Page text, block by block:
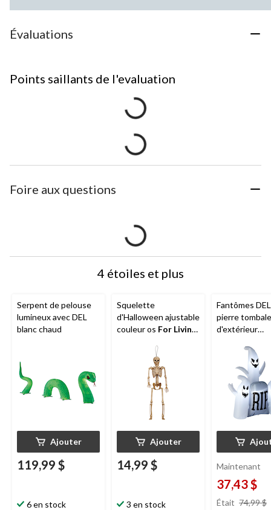
Évaluations
Points saillants de l'evaluation
Foire aux questions
4 étoiles et plus
Serpent de pelouse
lumineux avec DEL
blanc chaud
Ajouter
119,99 $
6 en stock
Squelette
d'Halloween ajustable
couleur os For Living,
Ajouter
14,99 $
3 en stock
Fantômes
pierre tombale
d'extérieur
, 5,5 pi
Maintenant
37,43 $
Était 74,99 $